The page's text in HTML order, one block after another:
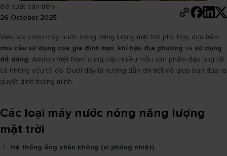
Đã xuất bản trên
26 October 2025
Việc lựa chọn máy nước nóng năng lượng mặt trời phù hợp dựa trên
nhu cầu sử dụng của gia đình bạn, khí hậu địa phương và sử dụng
dễ dàng. Ariston Việt Nam cung cấp nhiều mẫu sản phẩm đáp ứng tất
cả những yếu tố đó. Dưới đây là hướng dẫn chi tiết để giúp bạn đưa ra
quyết định thông minh.
Các loại máy nước nóng năng lượng
mặt trời
Hệ thống ống chân không (xi phông nhiệt)